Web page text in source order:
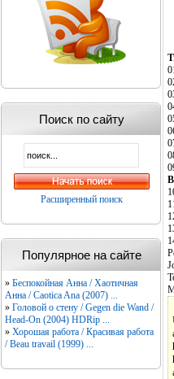
Поиск по сайту
Расширенный поиск
Популярное на сайте
» Беспокойная Анна / Хаотичная
Анна / Caotica Ana (2007) ...
» Головой о стену / Gegen die Wand /
Head-On (2004) HDRip ...
» Хорошая работа / Красивая работа
/ Beau travail (1999) ...